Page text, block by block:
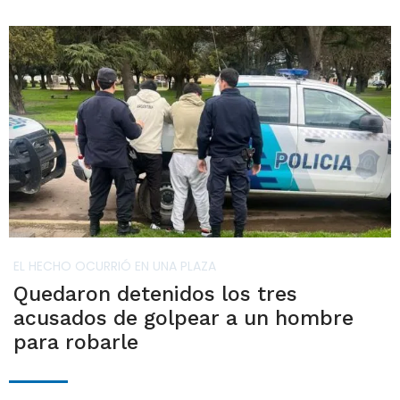
EL HECHO OCURRIÓ EN UNA PLAZA
Quedaron detenidos los tres
acusados de golpear a un hombre
para robarle